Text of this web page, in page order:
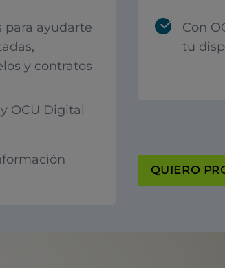
para ayudarte
y contratos
OCU Digital
Con
tu
QUIERO